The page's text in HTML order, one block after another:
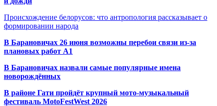
Происхождение белорусов: что антропология рассказывает о
формировании народа
В Барановичах 26 июня возможны перебои связи из-за
плановых работ A1
В Барановичах назвали самые популярные имена
новорождённых
В районе Гати пройдёт крупный мото-музыкальный
фестиваль MotoFestWest 2026